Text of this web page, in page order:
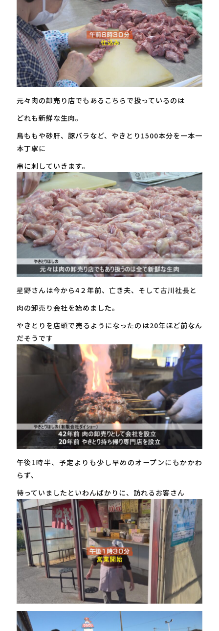
元々肉の卸売り店でもあるこちらで扱っているのは
どれも新鮮な生肉。
鳥ももや砂肝、豚バラなど、やきとり1500本分を一本一
本丁寧に
串に刺していきます。
星野さんは今から4２年前、亡き夫、そして古川社長と
肉の卸売り会社を始めました。
やきとりを店頭で売るようになったのは20年ほど前なん
だそうです
午後1時半、予定よりも少し早めのオープンにもかかわ
らず、
待っていましたといわんばかりに、訪れるお客さん